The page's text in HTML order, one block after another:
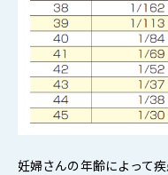
妊婦さんの年齢によって